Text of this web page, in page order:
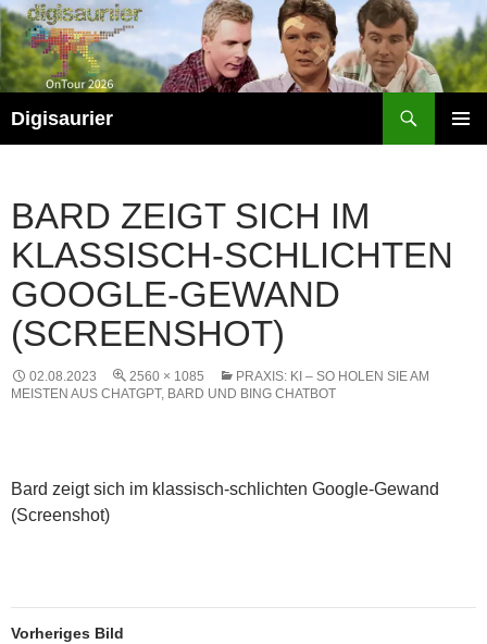
Zum
Inhalt
springen
Digisaurier
BARD ZEIGT SICH IM
KLASSISCH-SCHLICHTEN
GOOGLE-GEWAND
(SCREENSHOT)
02.08.2023 2560 × 1085
PRAXIS: KI – SO HOLEN SIE AM
MEISTEN AUS CHATGPT, BARD UND BING CHATBOT
Bard zeigt sich im klassisch-schlichten Google-Gewand
(Screenshot)
Vorheriges Bild